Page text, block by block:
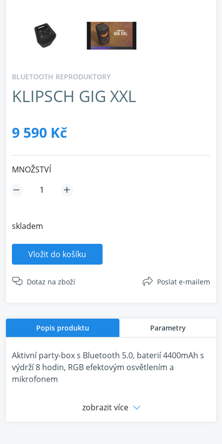
BLUETOOTH REPRODUKTORY
KLIPSCH GIG XXL
9 590 Kč
MNOŽSTVÍ
skladem
Vložit do košíku
Dotaz na zboží Poslat e-mailem
Popis produktu Parametry
Aktivní party-box s Bluetooth 5.0, baterií 4400mAh s
výdrží 8 hodin, RGB efektovým osvětlením a
mikrofonem
zobrazit více